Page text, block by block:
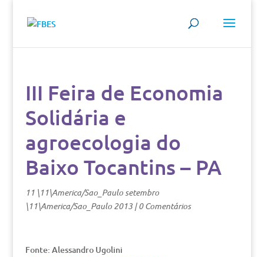
III Feira de Economia
Solidária e
agroecologia do
Baixo Tocantins – PA
11 \11\America/Sao_Paulo setembro
\11\America/Sao_Paulo 2013|0 Comentários
Fonte: Alessandro Ugolini